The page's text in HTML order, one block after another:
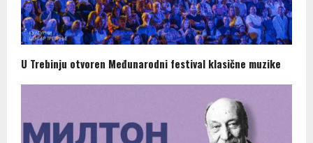
U Trebinju otvoren Međunarodni festival klasične muzike